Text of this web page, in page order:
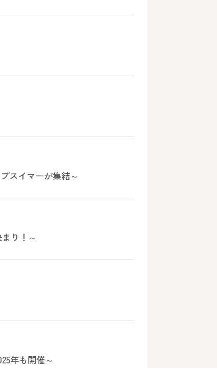
スイマーが集結～
り！～
年も開催～